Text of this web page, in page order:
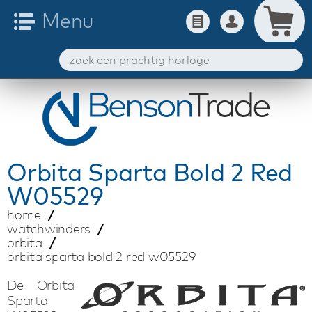
Orbita Sparta Bold 2 Red
W05529
home
watchwinders
orbita
orbita sparta bold 2 red w05529
De Orbita
Sparta